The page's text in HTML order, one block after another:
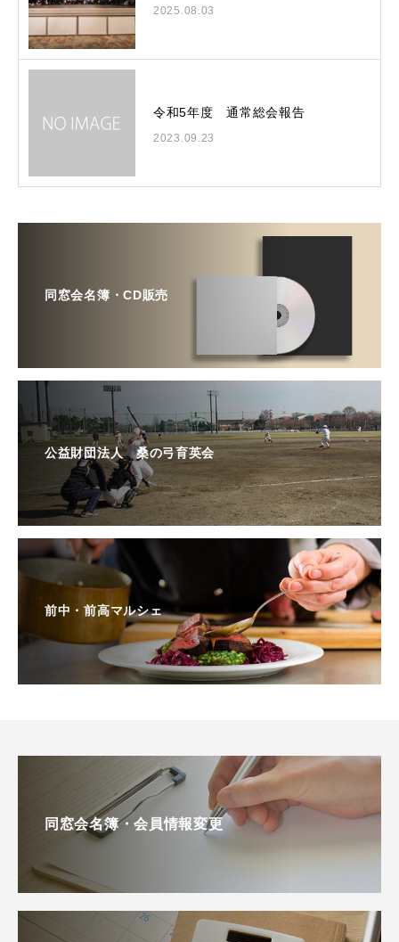
2025.08.03
令和5年度 通常総会報告
2023.09.23
同窓会名簿・CD販売
公益財団法人 桑の弓育英会
前中・前高マルシェ
同窓会名簿・会員情報変更